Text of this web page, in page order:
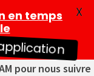
pour nous suivre
en temps
X